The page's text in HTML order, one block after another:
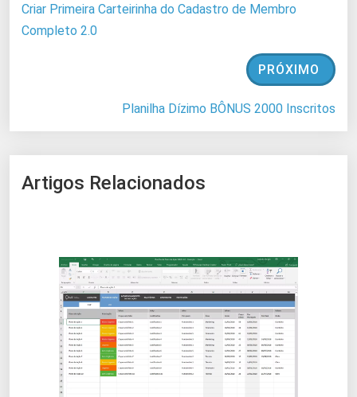
Criar Primeira Carteirinha do Cadastro de Membro
Completo 2.0
PRÓXIMO
Planilha Dízimo BÔNUS 2000 Inscritos
Artigos Relacionados